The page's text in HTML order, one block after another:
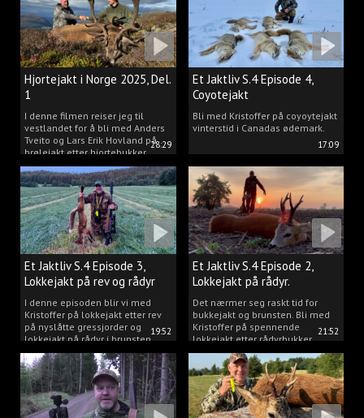
28:29
Hjortejakt i Norge 2025, Del.
1
I denne filmen reiser jeg til
vestlandet for å bli med Anders
Tveito og Lars Erik Hovland på
brølejakt etter hjortebukker.
17:09
Et Jaktliv S.4 Episode 4,
Coyotejakt
Bli med Kristoffer på coyoytejakt
vinterstid i Canadas ødemark.
19:52
Et Jaktliv S.4 Episode 3,
Lokkejakt på rev og rådyr
2025.
I denne episoden blir vi med
Kristoffer på lokkejakt etter rev
på nyslåtte gressjorder og
lokkejakt på rådyr i brunsten.
21:52
Et Jaktliv S.4 Episode 2,
Lokkejakt på rådyr.
Det nærmer seg raskt tid for
bukkejakt og brunsten. Bli med
Kristoffer på spennende
lokkejakt etter rådyrbukker.